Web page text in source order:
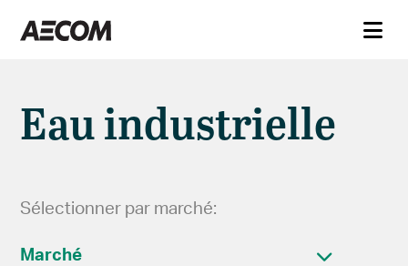
Eau industrielle
Sélectionner par marché:
Marché